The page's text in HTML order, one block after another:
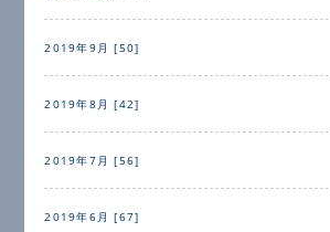
2019年9月 [50]
2019年8月 [42]
2019年7月 [56]
2019年6月 [67]